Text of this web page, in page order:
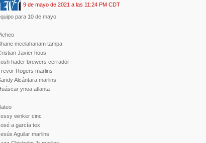
9 de mayo de 2021 a las 11:24 PM CDT
para 10 de mayo
mcclahanam tampa
Javier hous
hader brewers cerrador
Rogers marlins
Alcántara marlins
ynoa atlanta
winker cinc
a garcía tex
Aguilar marlins